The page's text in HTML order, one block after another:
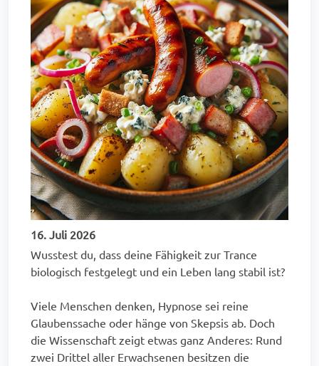
16. Juli 2026
Wusstest du, dass deine Fähigkeit zur Trance
biologisch festgelegt und ein Leben lang stabil ist?
Viele Menschen denken, Hypnose sei reine
Glaubenssache oder hänge von Skepsis ab. Doch
die Wissenschaft zeigt etwas ganz Anderes: Rund
zwei Drittel aller Erwachsenen besitzen die